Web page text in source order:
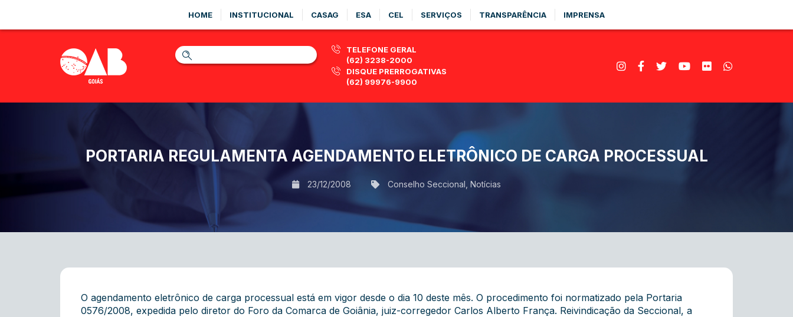
HOME INSTITUCIONAL CASAG ESA CEL SERVIÇOS TRANSPARÊNCIA IMPRENSA
TELEFONE GERAL
(62) 3238-2000
DISQUE PRERROGATIVAS
(62) 99976-9900
PORTARIA REGULAMENTA AGENDAMENTO ELETRÔNICO DE CARGA PROCESSUAL
23/12/2008 Conselho Seccional Notícias
O agendamento eletrônico de carga processual está em vigor desde o dia 10 deste mês. O procedimento foi normatizado pela Portaria
0576/2008, expedida pelo diretor do Foro da Comarca de Goiânia, juiz-corregedor Carlos Alberto França. Reivindicação da Seccional, a